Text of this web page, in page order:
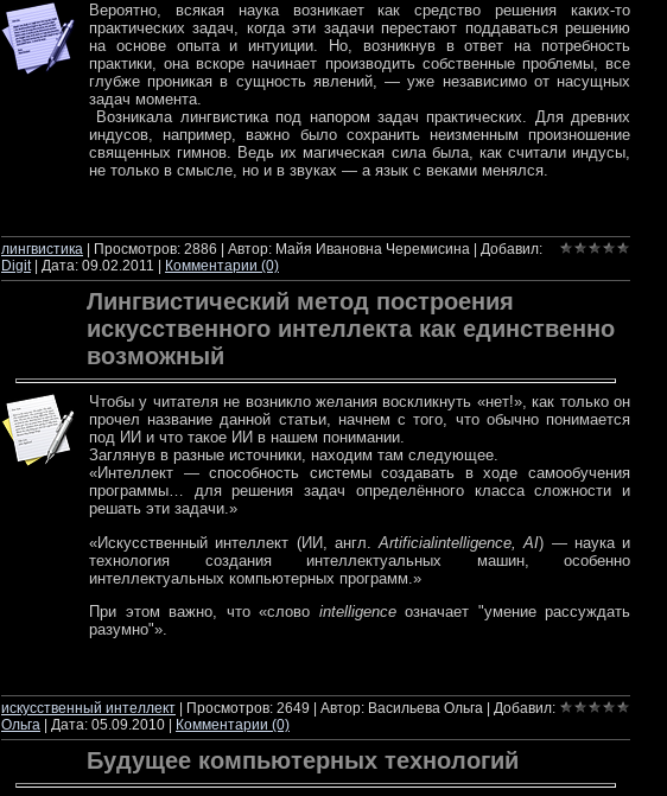
Вероятно, всякая наука возникает как средство решения каких-то
практических задач, когда эти задачи перестают поддаваться решению
на основе опыта и интуиции. Но, возникнув в ответ на потребность
практики, она вскоре начинает производить собственные проблемы, все
глубже проникая в сущность явлений, — уже независимо от насущных
задач момента.
Возникала лингвистика под напором задач практических. Для древних
индусов, например, важно было сохранить неизменным произношение
священных гимнов. Ведь их магическая сила была, как считали индусы,
не только в смысле, но и в звуках — а язык с веками менялся.
лингвистика | Просмотров: 2886 | Автор: Майя Ивановна Черемисина | Добавил:
Digit| Дата: 09.02.2011 Комментарии (0)
Лингвистический метод построения
искусственного интеллекта как единственно
возможный
Чтобы у читателя не возникло желания воскликнуть «нет!», как только он
прочел название данной статьи, начнем с того, что обычно понимается
под ИИ и что такое ИИ в нашем понимании.
Заглянув в разные источники, находим там следующее.
«Интеллект — способность системы создавать в ходе самообучения
программы… для решения задач определённого класса сложности и
решать эти задачи.»
«Искусственный интеллект (ИИ, англ. Artificialintelligence ,AI) — наука и
технология создания интеллектуальных машин, особенно
интеллектуальных компьютерных программ.»
При этом важно, что «слово intelligenceозначает "умение рассуждать
разумно"».
искусственный интеллект | Просмотров: 2649 | Автор: Васильева Ольга | Добавил:
Ольга | Дата: 05.09.2010 Комментарии (0)
Будущее компьютерных технологий